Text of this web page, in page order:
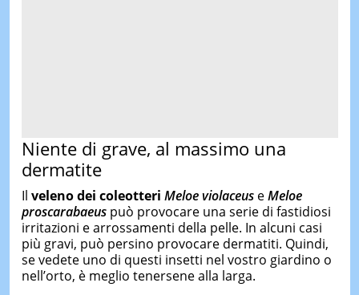
Niente di grave, al massimo una
dermatite
Il veleno dei coleotteri Meloe violaceuseMeloe
proscarabaeuspuò provocare una serie di fastidiosi
irritazioni e arrossamenti della pelle. In alcuni casi
più gravi, può persino provocare dermatiti. Quindi,
se vedete uno di questi insetti nel vostro giardino o
nell’orto, è meglio tenersene alla larga.